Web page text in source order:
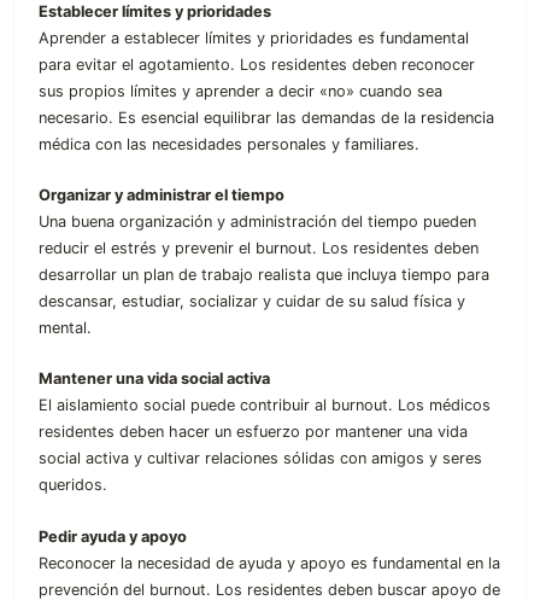
Establecer límites y prioridades
Aprender a establecer límites y prioridades es fundamental
para evitar el agotamiento. Los residentes deben reconocer
sus propios límites y aprender a decir «no» cuando sea
necesario. Es esencial equilibrar las demandas de la residencia
médica con las necesidades personales y familiares.
Organizar y administrar el tiempo
Una buena organización y administración del tiempo pueden
reducir el estrés y prevenir el burnout. Los residentes deben
desarrollar un plan de trabajo realista que incluya tiempo para
descansar, estudiar, socializar y cuidar de su salud física y
mental.
Mantener una vida social activa
El aislamiento social puede contribuir al burnout. Los médicos
residentes deben hacer un esfuerzo por mantener una vida
social activa y cultivar relaciones sólidas con amigos y seres
queridos.
Pedir ayuda y apoyo
Reconocer la necesidad de ayuda y apoyo es fundamental en la
prevención del burnout. Los residentes deben buscar apoyo de